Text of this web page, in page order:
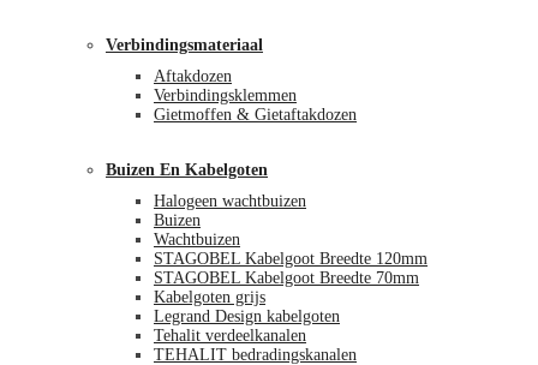
Verbindingsmateriaal
Aftakdozen
Verbindingsklemmen
Gietmoffen & Gietaftakdozen
Buizen En Kabelgoten
Halogeen wachtbuizen
Buizen
Wachtbuizen
STAGOBEL Kabelgoot Breedte 120mm
STAGOBEL Kabelgoot Breedte 70mm
Kabelgoten grijs
Legrand Design kabelgoten
Tehalit verdeelkanalen
TEHALIT bedradingskanalen